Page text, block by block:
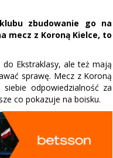
zbudowanie go na
mecz z Koroną Kielce, to
Ekstraklasy, ale też mają
sprawę. Mecz z Koroną
odpowiedzialność za
co pokazuje na boisku.